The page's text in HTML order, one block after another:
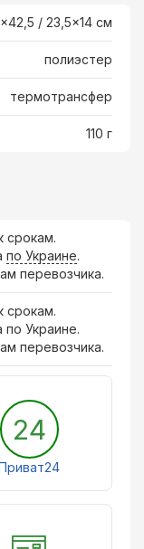
/ 23,5x14 cм
полиэстер
термотрансфер
110 г
срокам.
по Украине.
перевозчика.
срокам.
по Украине.
перевозчика.
24